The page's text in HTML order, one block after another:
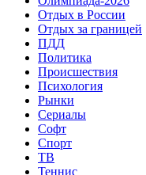
Отдых в России
Отдых за границей
ПДД
Политика
Происшествия
Психология
Рынки
Сериалы
Софт
Спорт
ТВ
Теннис